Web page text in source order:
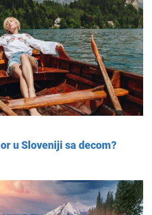
u Sloveniji sa decom?